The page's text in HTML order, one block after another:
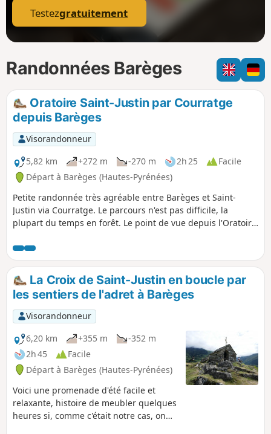
Testezgratuitement
Randonnées Barèges
Oratoire Saint-Justin par Courratge
depuis Barèges
Visorandonneur
5,82 km
+272 m -270 m 2h 25
Facile
Départ à Barèges (Hautes-Pyrénées)
Petite randonnée très agréable entre Barèges et Saint-
Justin via Courratge. Le parcours n'est pas difficile, la
plupart du temps en forêt. Le point de vue depuis l'Oratoire
Sauveur que vers le Tourmalet. Le parcours est bien balisé
et commun avec le GR®10 entre Barèges et Saint-Justin.
La Croix de Saint-Justin en boucle par
les sentiers de l'adret à Barèges
Visorandonneur
6,20 km
+355 m
-352 m
2h 45
Facile
Départ à Barèges (Hautes-Pyrénées)
Voici une promenade d'été facile et
relaxante, histoire de meubler quelques
heures si, comme c'était notre cas, on